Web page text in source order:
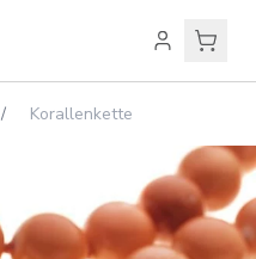
/ Korallenkette